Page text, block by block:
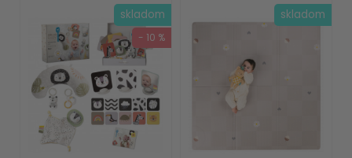
skladom
- 10 %
skladom